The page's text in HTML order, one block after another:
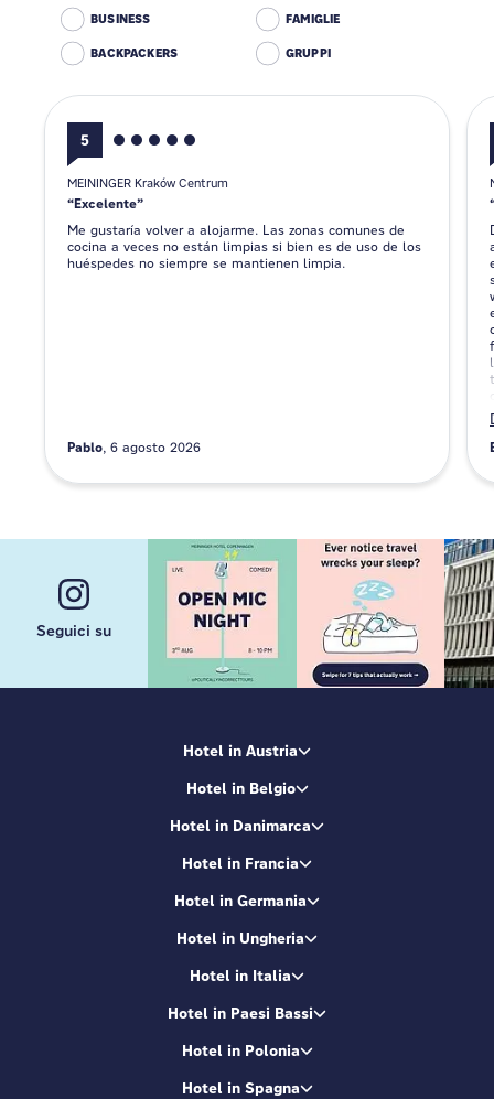
BUSINESS FAMIGLIE
BACKPACKERS GRUPPI
5
MEININGER Kraków Centrum
Excelente
Me gustaría volver a alojarme. Las zonas comunes de
cocina a veces no están limpias si bien es de uso de los
huéspedes no siempre se mantienen limpia.
Pablo 6 agosto 2026
Seguici su
Hotel in Austria
Hotel in Belgio
Hotel in Danimarca
Hotel in Francia
Hotel in Germania
Hotel in Ungheria
Hotel in Italia
Hotel in Paesi Bassi
Hotel in Polonia
Hotel in Spagna